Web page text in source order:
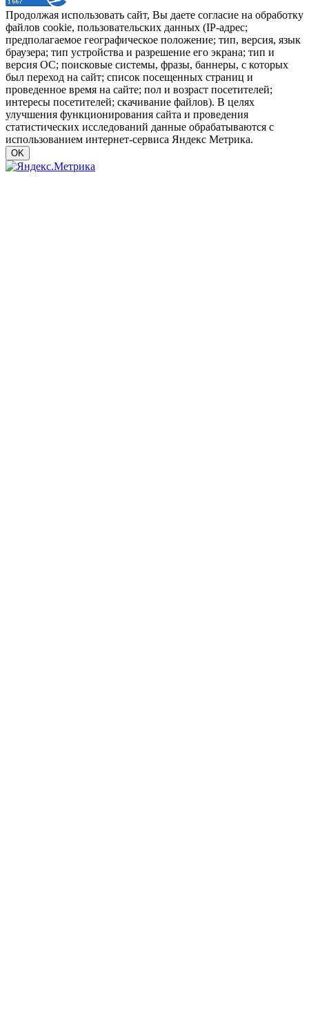
Продолжая использовать сайт, Вы даете согласие на обработку
файлов cookie, пользовательских данных (IP-адрес;
предполагаемое географическое положение; тип, версия, язык
браузера; тип устройства и разрешение его экрана; тип и
версия ОС; поисковые системы, фразы, баннеры, с которых
был переход на сайт; список посещенных страниц и
проведенное время на сайте; пол и возраст посетителей;
интересы посетителей; скачивание файлов). В целях
улучшения функционирования сайта и проведения
статистических исследований данные обрабатываются с
использованием интернет-сервиса Яндекс Метрика.
OK